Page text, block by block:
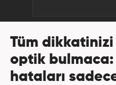
Tüm
optik bulmaca:
hataları